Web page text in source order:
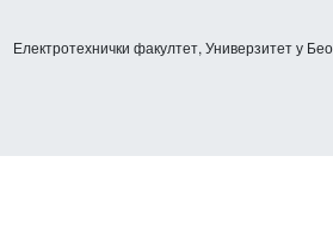
Електротехнички факултет, Универзитет у